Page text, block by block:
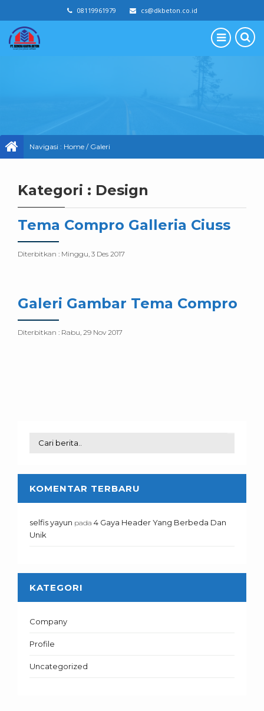
08119961979 cs@dkbeton.co.id
Navigasi : Home / Galeri
Kategori : Design
Tema Compro Galleria Ciuss
Diterbitkan : Minggu, 3 Des 2017
Galeri Gambar Tema Compro
Diterbitkan : Rabu, 29 Nov 2017
KOMENTAR TERBARU
selfis yayun pada 4 Gaya Header Yang Berbeda Dan
Unik
KATEGORI
Company
Profile
Uncategorized